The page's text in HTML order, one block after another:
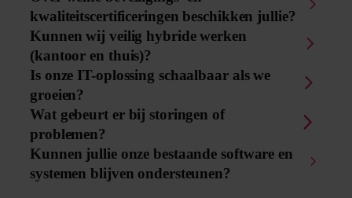
kwaliteitscertificeringen beschikken jullie?
Kunnen wij veilig hybride werken
(kantoor en thuis)?
Is onze IT-oplossing schaalbaar als we
groeien?
Wat gebeurt er bij storingen of
problemen?
Kunnen jullie onze bestaande software en
systemen blijven ondersteunen?